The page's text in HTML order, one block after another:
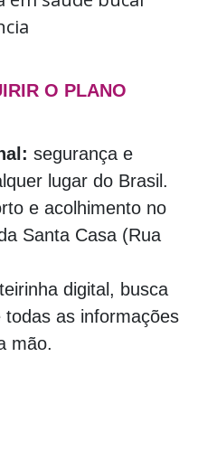
O PLANO
segurança e
lugar do Brasil.
e acolhimento no
Santa Casa (Rua
digital, busca
as informações
mão.